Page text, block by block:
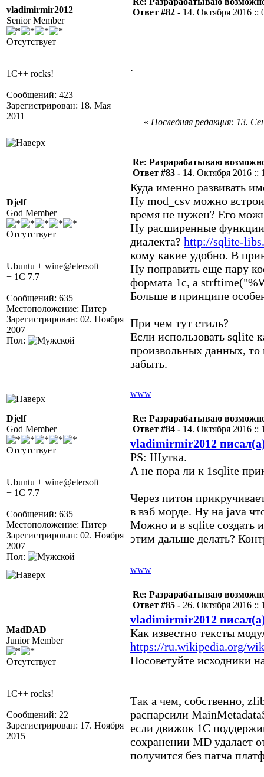
vladimirmir2012
Senior Member
Отсутствует
1C++ rocks!
Сообщений: 423
Зарегистрирован: 18. Мая
2011
Ответ #82 - 14. Октября 2016 ::
.
« Последняя редакция: 13.
Djelf
God Member
Отсутствует
Ubuntu + wine@etersoft
+ 1C 7.7
Сообщений: 635
Местоположение: Питер
Зарегистрирован: 02. Ноября
2007
Пол:
Re: Разрарабатываю
Ответ #83 - 14. Октября 2016 ::
Куда именно развивать
Ну mod_csv можно
время не нужен? Его
Ну расширенные функции
диалекта? http://sqlite-
кому какие удобно. В
Ну поправить еще пару
формата 1с, а
Больше в принципе
При чем тут стиль?
Если использовать sqlite
произвольных данных,
забыть.
www
Djelf
God Member
Отсутствует
Ubuntu + wine@etersoft
+ 1C 7.7
Сообщений: 635
Местоположение: Питер
Зарегистрирован: 02. Ноября
2007
Пол:
Re: Разрарабатываю
Ответ #84 - 14. Октября 2016 ::
vladimirmir2012
PS: Шутка.
А не пора ли к 1sqlite
Через питон
в вэб морде. Ну на java
Можно и в sqlite создать и
этим дальше делать?
www
MadDAD
Junior Member
Отсутствует
1C++ rocks!
Сообщений: 22
Зарегистрирован: 17. Ноября
2015
Re: Разрарабатываю
Ответ #85 - 26. Октября 2016 ::
vladimirmir2012
Как известно тексты
https://ru.wikipedia.org/
Посоветуйте исходники
Так а чем, собственно,
распарсили
если движок 1С
сохранении MD удалает
получится без патча